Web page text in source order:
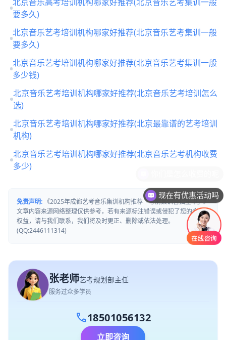
要多久)
北京音乐艺考培训机构哪家好推荐(北京音乐艺考集训一般
要多久)
北京音乐艺考培训机构哪家好推荐(北京音乐艺考集训一般
多少钱)
北京音乐艺考培训机构哪家好推荐(北京音乐艺考培训怎么
选)
北京音乐艺考培训机构哪家好推荐(北京最靠谱的艺考培训
机构)
北京音乐艺考培训机构哪家好推荐(北京音乐艺考机构收费
多少)
免责声明: 《2025年成都艺考音乐集训机构推荐「考前集训营招生中」》
文章内容来源网络整理仅供参考，若有来源标注错误或侵犯了您的合法
权益，请与我们联系，我们将及时更正、删除或依法处理。
(QQ:2446111314)
张老师艺考规划部主任
服务过众多学员
call18501056132
立即咨询
现在有优惠活动吗